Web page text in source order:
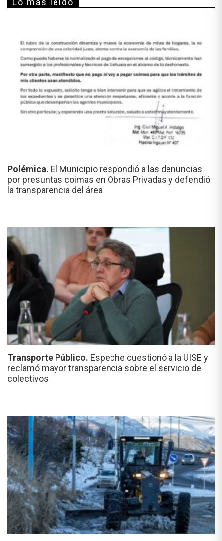
Polémica. El Municipio respondió a las denuncias
por presuntas coimas en Obras Privadas y defendió
la transparencia del área
Transporte Público. Espeche cuestionó a la UISE y
reclamó mayor transparencia sobre el servicio de
colectivos